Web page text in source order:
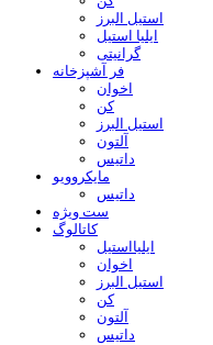
استیل البرز
ایلیا استیل
گرانیتی
فر آشپزخانه
اخوان
کن
استیل البرز
آلتون
داتیس
مایکروویو
داتیس
ست ویژه
کاتالوگ
ایلیااستیل
اخوان
استیل البرز
کن
آلتون
داتیس